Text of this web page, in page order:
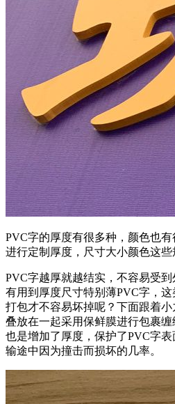
PVC字的厚度有很多种，颜色也
进行定制厚度，尺寸大小颜色这些
PVC字越厚就越结实，不容易受
有用到厚度尺寸特别薄PVC字，
打包才不容易坏掉呢？下面跟着
叠放在一起采用保鲜膜进行包裹
也是增加了厚度，保护了PVC字
输途中因为撞击而损坏的几率。